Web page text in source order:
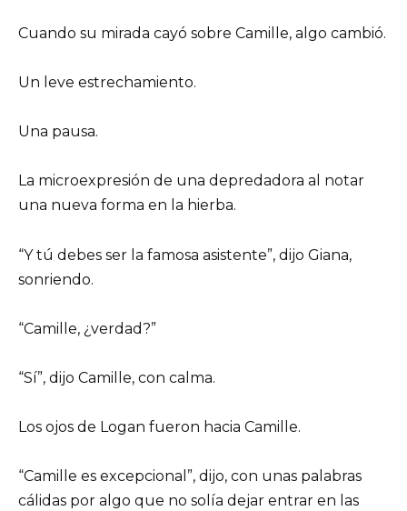
Cuando su mirada cayó sobre Camille, algo cambió.
Un leve estrechamiento.
Una pausa.
La microexpresión de una depredadora al notar
una nueva forma en la hierba.
“Y tú debes ser la famosa asistente”, dijo Giana,
sonriendo.
“Camille, ¿verdad?”
“Sí”, dijo Camille, con calma.
Los ojos de Logan fueron hacia Camille.
“Camille es excepcional”, dijo, con unas palabras
cálidas por algo que no solía dejar entrar en las